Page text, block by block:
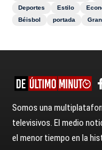
Deportes
Estilo
Béisbol
portada
Somos una
televisivos. El medio
el menor tiempo en la